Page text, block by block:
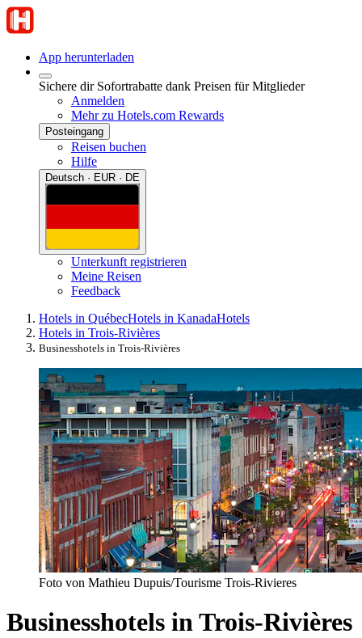
App herunterladen
Sichere dir Sofortrabatte dank Preisen für Mitglieder
Anmelden
Mehr zu Hotels.com Rewards
Posteingang
Reisen buchen
Hilfe
Deutsch · EUR · DE
Unterkunft registrieren
Meine Reisen
Feedback
Hotels in QuébecHotels in KanadaHotels
Hotels in Trois-Rivières
Businesshotels in Trois-Rivières
Foto von Mathieu Dupuis/Tourisme Trois-Rivieres
Businesshotels in Trois-Rivières